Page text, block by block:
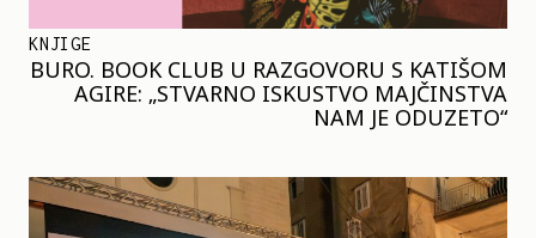
KNJIGE
BURO. BOOK CLUB U RAZGOVORU S KATIŠOM
AGIRE: „STVARNO ISKUSTVO MAJČINSTVA
NAM JE ODUZETO“